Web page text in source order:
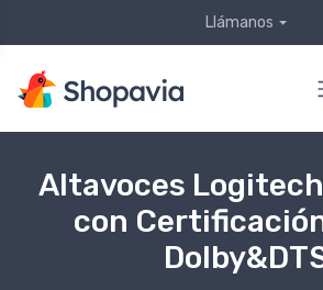
Llámanos
Altavoces Logitech
con